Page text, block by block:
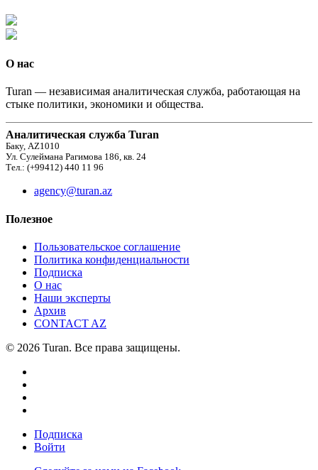
О нас
Turan — независимая аналитическая служба, работающая на
стыке политики, экономики и общества.
Аналитическая служба Turan
Баку, AZ1010
Ул. Сулеймана Рагимова 186, кв. 24
Тел.: (+99412) 440 11 96
agency@turan.az
Полезное
Пользовательское соглашение
Политика конфиденциальности
Подписка
О нас
Наши эксперты
Архив
CONTACT AZ
© 2026 Turan. Все права защищены.
Подписка
Войти